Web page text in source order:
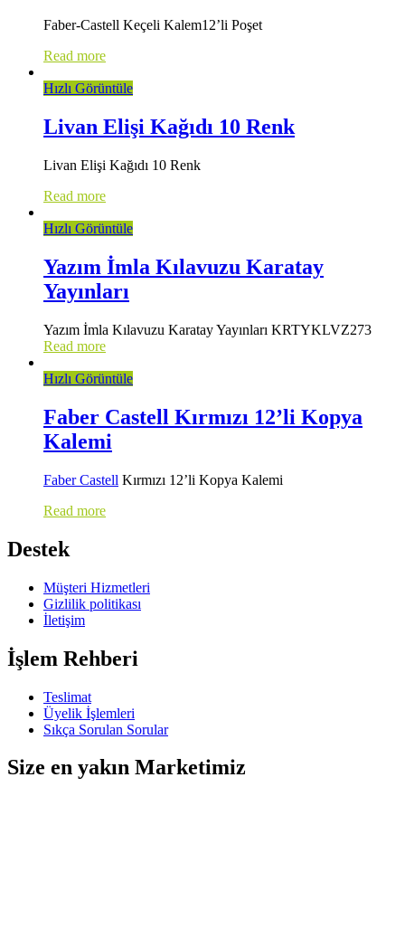
Faber-Castell Keçeli Kalem12’li Poşet
Read more
Hızlı Görüntüle
Livan Elişi Kağıdı 10 Renk
Livan Elişi Kağıdı 10 Renk
Read more
Hızlı Görüntüle
Yazım İmla Kılavuzu Karatay
Yayınları
Yazım İmla Kılavuzu Karatay Yayınları KRTYKLVZ273
Read more
Hızlı Görüntüle
Faber Castell Kırmızı 12’li Kopya
Kalemi
Faber Castell Kırmızı 12’li Kopya Kalemi
Read more
Destek
Müşteri Hizmetleri
Gizlilik politikası
İletişim
İşlem Rehberi
Teslimat
Üyelik İşlemleri
Sıkça Sorulan Sorular
Size en yakın Marketimiz